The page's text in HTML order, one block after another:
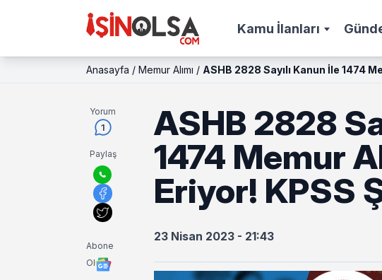
Kamu İlanları
Anasayfa / Memur Alımı / ASHB 2828 Sayılı Kanun İle 1474
Yorum
1
Paylaş
Abone
Ol
ASHB 2828
1474 Memur
Eriyor! KPSS
23 Nisan 2023 - 21:43